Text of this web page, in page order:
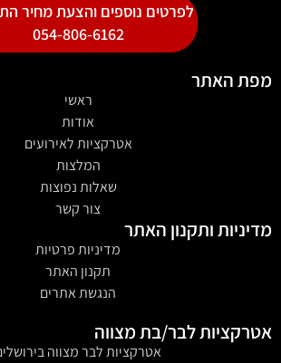
לפרטים נוספים והצעת מחיר
054-806-6162
מפת האתר
ראשי
אודות
אטרקציות לאירועים
המלצות
שאלות נפוצות
צור קשר
מדיניות ותקנון האתר
מדיניות פרטיות
תקנון האתר
הנגשת אתרים
אטרקציות לבר/בת מצווה
אטרקציות לבר מצווה